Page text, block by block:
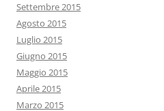
Settembre 2015
Agosto 2015
Luglio 2015
Giugno 2015
Maggio 2015
Aprile 2015
Marzo 2015